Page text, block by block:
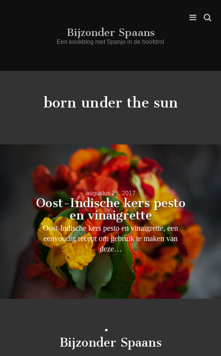
Bijzonder Spaans
Een kookblog met Spanje in de hoofdrol
born under the sun
augustus 25, 2017
Oost-Indische kers pesto
en vinaigrette
Oost-Indische kers pesto en vinaigrette, een
eenvoudig recept om gebruik te maken van
deze…
Bijzonder Spaans